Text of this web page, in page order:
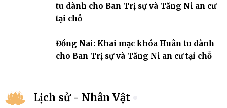
tu dành cho Ban Trị sự và Tăng Ni an cư
tại chỗ
Đồng Nai: Khai mạc khóa Huân tu dành
cho Ban Trị sự và Tăng Ni an cư tại chỗ
Lịch sử - Nhân Vật